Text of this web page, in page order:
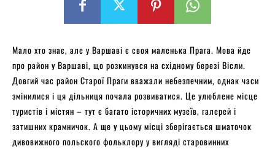
Мало хто знає, але у Варшаві є своя маленька Прага. Мова йде
про район у Варшаві, що розкинувся на східному березі Вісли.
Довгий час район Старої Праги вважали небезпечним, однак часи
змінилися і ця дільниця почала розвиватися. Це улюблене місце
туристів і містян – тут є багато історичних музеїв, галерей і
затишних крамничок. А ще у цьому місці зберігається шматочок
дивовижного польского фольклору у вигляді старовинних